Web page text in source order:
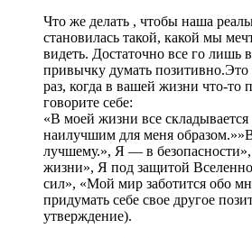
Что же делать , чтобы наша
становилась такой, какой мы
видеть. Достаточно все го лишь
привычку думать
раз, когда в вашей жизни что-то
говорите себе:
«В моей жизни все
наилучшим для меня
лучшему.», Я — в
жизни», Я под защитой
сил», «Мой мир заботится обо
придумать себе свое другое
утверждение).